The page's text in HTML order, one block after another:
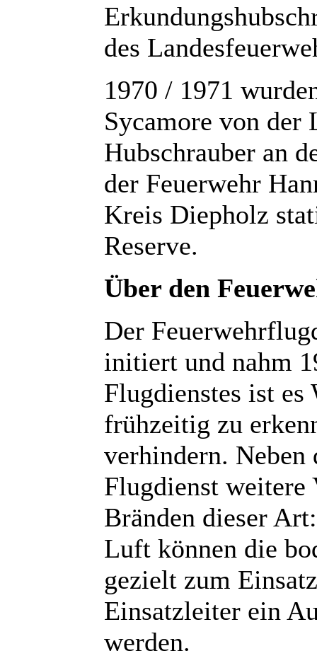
des
1970 / 1971
Sycamore von der
Hubschrauber an
der Feuerwehr
Kreis Diepholz
Reserve.
Über den
Der
initiert und nahm
Flugdienstes ist
frühzeitig zu
verhindern. Neben
Flugdienst weitere
Bränden dieser
Luft können die
gezielt zum
Einsatzleiter ein
werden.